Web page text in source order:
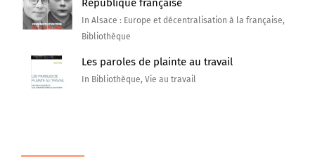
République française
In Alsace : Europe et décentralisation à la française,
Bibliothèque
Les paroles de plainte au travail
In Bibliothèque, Vie au travail